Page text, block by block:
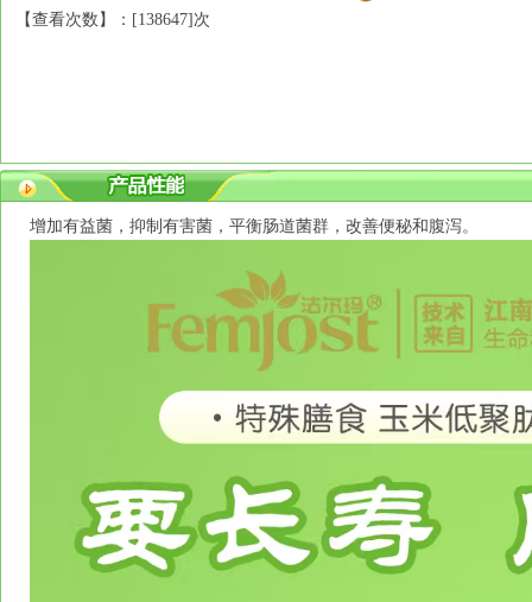
【查看次数】：[138647]次
增加有益菌，抑制有害菌，平衡肠道菌群，改善便秘和腹泻。